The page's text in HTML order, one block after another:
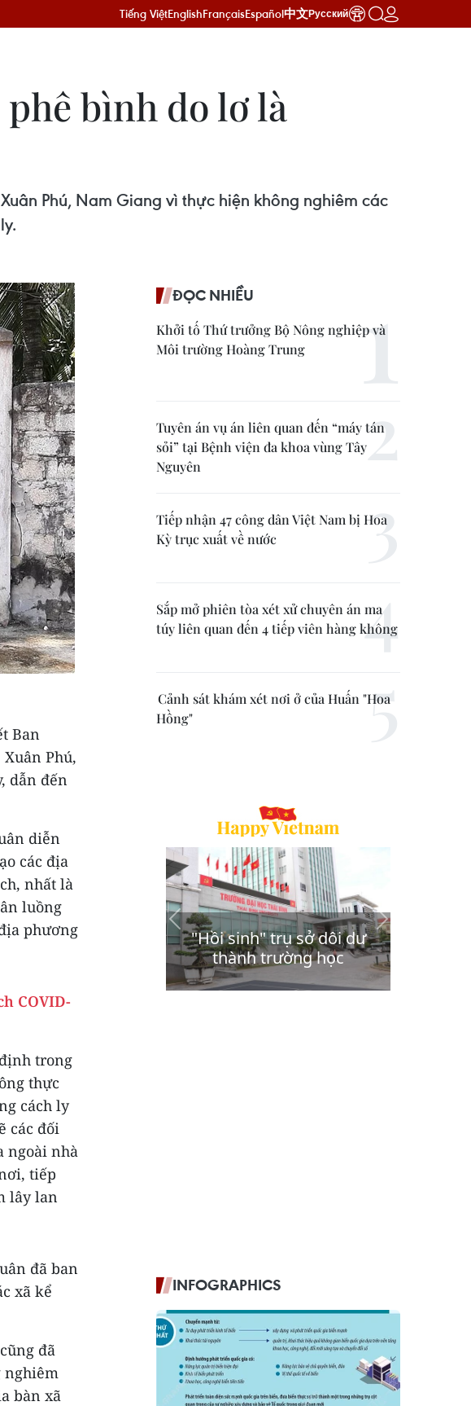
Tiếng ViệtEnglishFrançaisEspañol中文Русский
bình do lơ là
Phú, Nam Giang vì thực hiện không nghiêm các
Ban
Phú,
dẫn đến
diễn
các địa
nhất là
luồng
phương
COVID-
trong
thực
cách ly
các đối
ngoài nhà
tiếp
lây lan
đã ban
xã kể
đã
nghiêm
bàn xã
ĐỌC NHIỀU
Khởi tố Thứ trưởng Bộ Nông nghiệp và
Môi trường Hoàng Trung
Tuyên án vụ án liên quan đến “máy tán
sỏi” tại Bệnh viện đa khoa vùng Tây
Nguyên
Tiếp nhận 47 công dân Việt Nam bị Hoa
Kỳ trục xuất về nước
Sắp mở phiên tòa xét xử chuyên án ma
túy liên quan đến 4 tiếp viên hàng không
Cảnh sát khám xét nơi ở của Huấn "Hoa
Hồng"
INFOGRAPHICS